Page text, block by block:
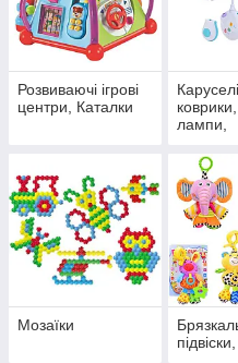
Розвиваючі ігрові
центри, Каталки
коврики,
лампи,
іграшки
Мозаїки